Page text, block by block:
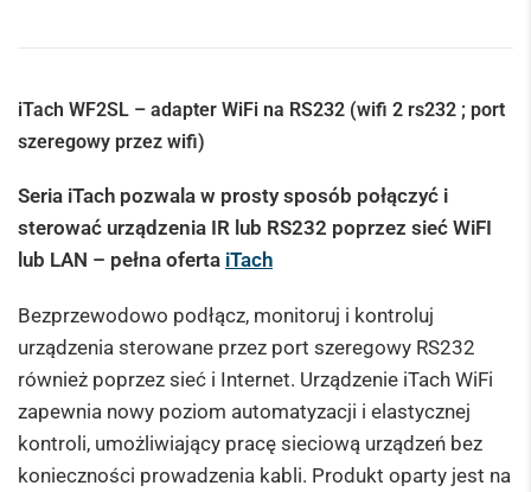
iTach WF2SL – adapter WiFi na RS232 (wifi 2 rs232 ; port
szeregowy przez wifi)
Seria iTach pozwala w prosty sposób połączyć i
sterować urządzenia IR lub RS232 poprzez sieć WiFI
lub LAN – pełna oferta iTach
Bezprzewodowo podłącz, monitoruj i kontroluj
urządzenia sterowane przez port szeregowy RS232
również poprzez sieć i Internet. Urządzenie iTach WiFi
zapewnia nowy poziom automatyzacji i elastycznej
kontroli, umożliwiający pracę sieciową urządzeń bez
konieczności prowadzenia kabli. Produkt oparty jest na